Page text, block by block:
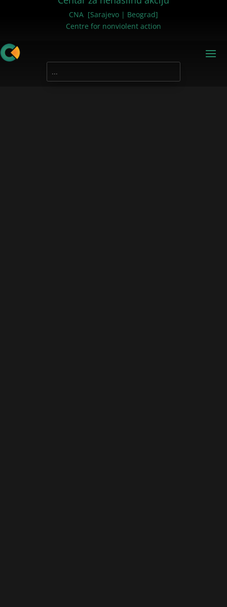
CNA [Sarajevo | Beograd]
Centre for nonviolent action